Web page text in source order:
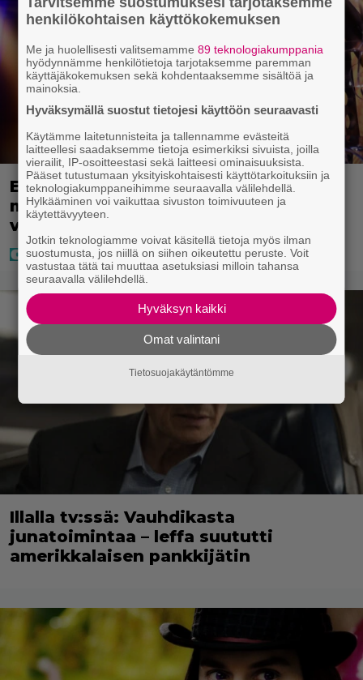
Eurojackpotissa poksahti 32,7
miljoonaa, ja tänne Suomen isoin
voitto meni
Illalla tv:ssä: Vauhdikasta
junatoimintaa – leffa suututti
amerikkalaisen pankkijätin
henkilökohtaisen käyttökokemuksen
Me ja huolellisesti valitsemamme89 teknologiakumppania
hyödynnämme henkilötietoja tarjotaksemme paremman
käyttäjäkokemuksen sekä kohdentaaksemme sisältöä ja
mainoksia.
Hyväksymällä suostut tietojesi käyttöön seuraavasti
Käytämme laitetunnisteita ja tallennamme evästeitä
laitteellesi saadaksemme tietoja esimerkiksi sivuista, joilla
vierailit, IP-osoitteestasi sekä laitteesi ominaisuuksista.
Pääset tutustumaan yksityiskohtaisesti käyttötarkoituksiin ja
teknologiakumppaneihimme seuraavalla välilehdellä.
Hylkääminen voi vaikuttaa sivuston toimivuuteen ja
käytettävyyteen.
Jotkin teknologiamme voivat käsitellä tietoja myös ilman
suostumusta, jos niillä on siihen oikeutettu peruste. Voit
vastustaa tätä tai muuttaa asetuksiasi milloin tahansa
seuraavalla välilehdellä.
Hyväksyn kaikki
Omat valintani
Tietosuojakäytäntömme